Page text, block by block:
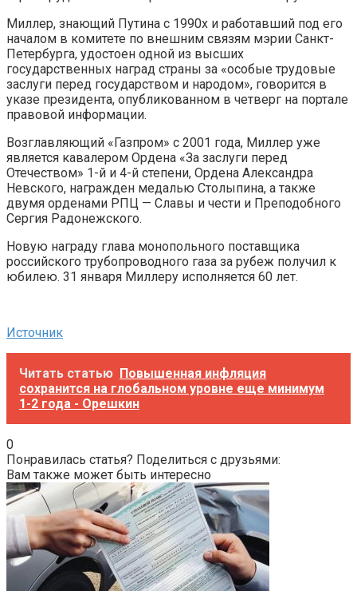
Миллер, знающий Путина с 1990х и работавший под его
началом в комитете по внешним связям мэрии Санкт-
Петербурга, удостоен одной из высших
государственных наград страны за «особые трудовые
заслуги перед государством и народом», говорится в
указе президента, опубликованном в четверг на портале
правовой информации.
Возглавляющий «Газпром» с 2001 года, Миллер уже
является кавалером Ордена «За заслуги перед
Отечеством» 1-й и 4-й степени, Ордена Александра
Невского, награжден медалью Столыпина, а также
двумя орденами РПЦ — Славы и чести и Преподобного
Сергия Радонежского.
Новую награду глава монопольного поставщика
российского трубопроводного газа за рубеж получил к
юбилею. 31 января Миллеру исполняется 60 лет.
Источник
Читать статью Повышенная инфляция
сохранится на глобальном уровне еще минимум
1-2 года - Орешкин
0
Понравилась статья? Поделиться с друзьями:
Вам также может быть интересно